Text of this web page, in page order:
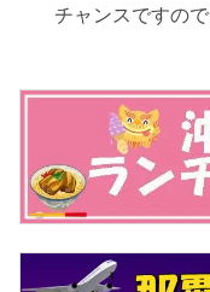
チャンスですの